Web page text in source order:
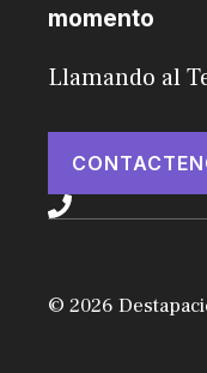
momento
Llamando al
© 2026